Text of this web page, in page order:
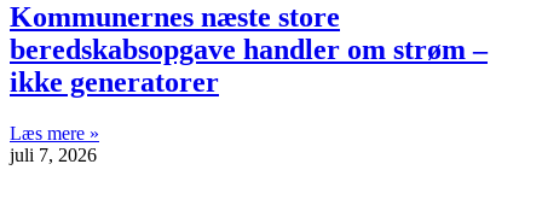
Kommunernes næste store
beredskabsopgave handler om strøm –
ikke generatorer
Læs mere »
juli 7, 2026